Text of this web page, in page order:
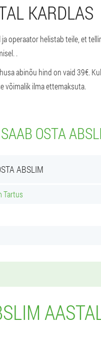
KARDLAS
operaator helistab teile, et
.
abinõu hind on vaid 39€.
võimalik ilma ettemaksuta.
OSTA
ABSLIM
Tartus